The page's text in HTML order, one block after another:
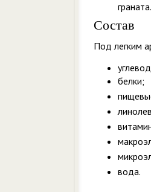
граната.
Состав
Под легким
белки;
вода.